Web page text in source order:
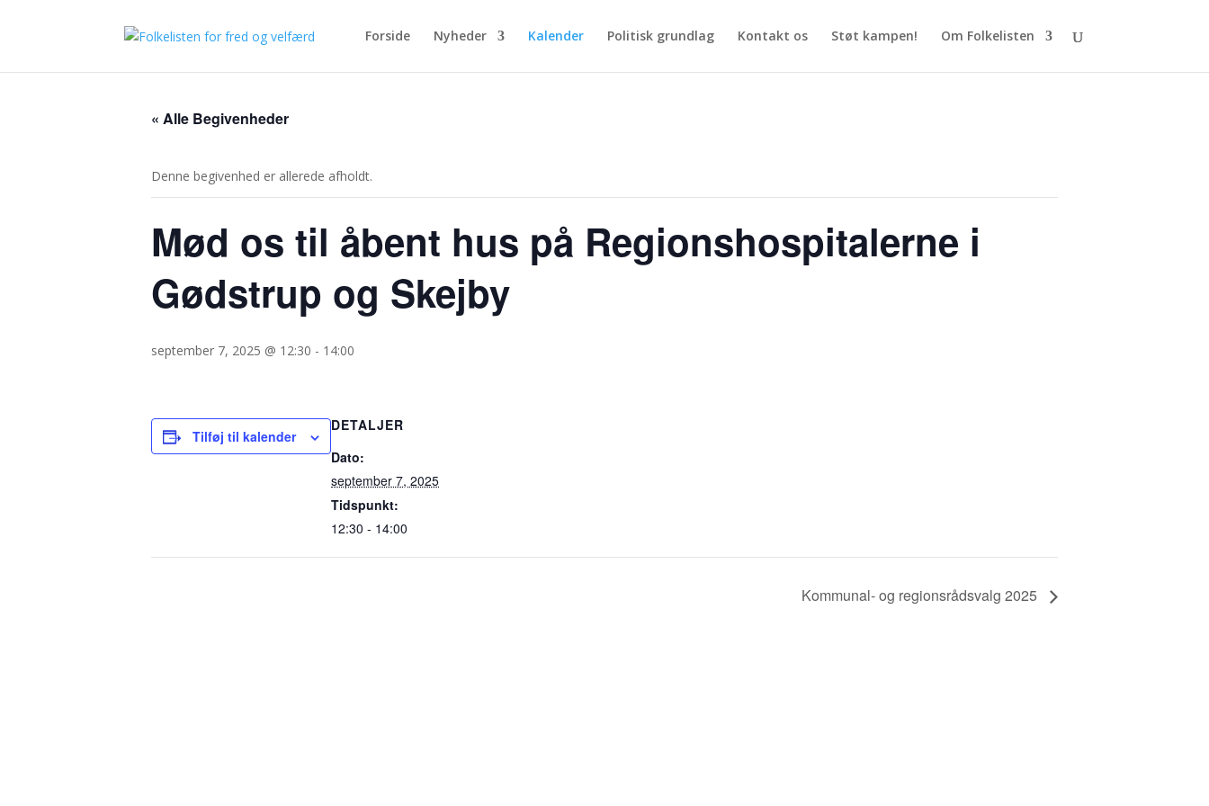
Forside Nyheder Kalender Politisk grundlag Kontakt os Støt kampen! Om Folkelisten
« Alle Begivenheder
Denne begivenhed er allerede afholdt.
Mød os til åbent hus på Regionshospitalerne i
Gødstrup og Skejby
september 7, 2025 @ 12:30 - 14:00
Tilføj til kalender
DETALJER
Dato:
september 7, 2025
Tidspunkt:
12:30 - 14:00
Kommunal- og regionsrådsvalg 2025